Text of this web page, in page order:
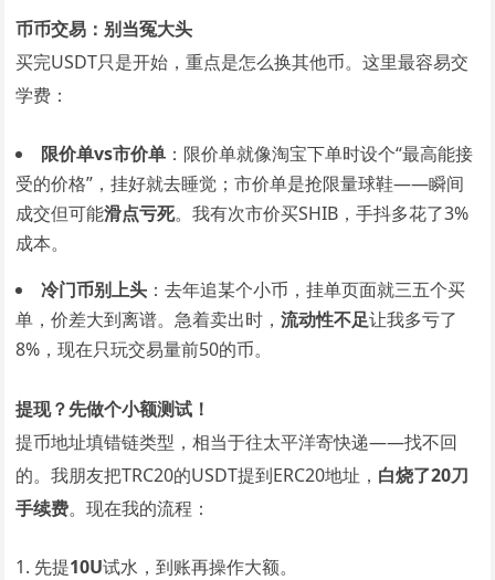
币币交易：别当冤大头
买完USDT只是开始，重点是怎么换其他币。这里最容易交
学费：
限价单vs市价单 ：限价单就像淘宝下单时设个“最高能接
受的价格”，挂好就去睡觉；市价单是抢限量球鞋——瞬间
成交但可能滑点亏死。我有次市价买SHIB，手抖多花了3%
成本。
冷门币别上头 ：去年追某个小币，挂单页面就三五个买
单，价差大到离谱。急着卖出时，流动性不足让我多亏了
8%，现在只玩交易量前50的币。
提现？先做个小额测试！
提币地址填错链类型，相当于往太平洋寄快递——找不回
的。我朋友把TRC20的USDT提到ERC20地址， 白烧了20刀
手续费。现在我的流程：
先提10U试水，到账再操作大额。